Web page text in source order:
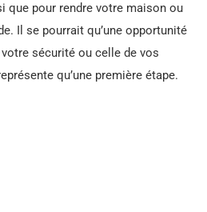
que pour rendre votre maison ou
Il se pourrait qu’une opportunité
sécurité ou celle de vos
qu’une première étape.